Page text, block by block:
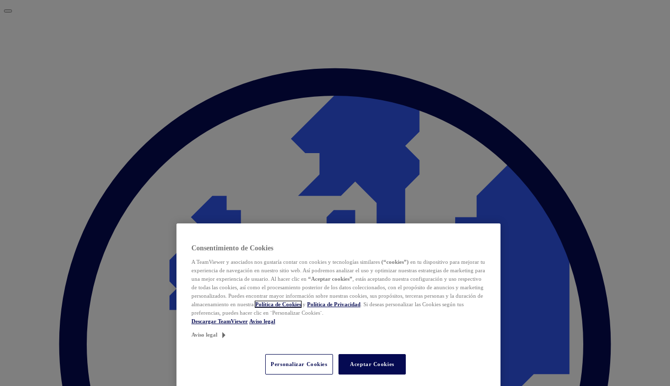
Consentimiento de Cookies
A TeamViewer y asociados nos gustaría contar con cookies y tecnologías similares (“cookies”) en tu dispositivo para mejorar tu
experiencia de navegación en nuestro sitio web. Así podremos analizar el uso y optimizar nuestras estrategias de marketing para
una mejor experiencia de usuario. Al hacer clic en “Aceptar cookies” , estás aceptando nuestra configuración y uso respectivo
de todas las cookies, así como el procesamiento posterior de los datos coleccionados, con el propósito de anuncios y marketing
personalizados. Puedes encontrar mayor información sobre nuestras cookies, sus propósitos, terceras personas y la duración de
almacenamiento en nuestra Política de Cookies y Política de Privacidad . Si deseas personalizar las Cookies según tus
preferencias, puedes hacer clic en ¨Personalizar Cookies¨.
Descargar TeamViewer Aviso legal
Aviso legal
Personalizar Cookies Aceptar Cookies